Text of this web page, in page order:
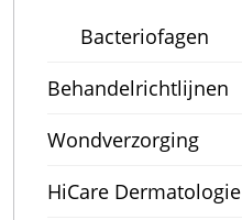
Bacteriofagen
Behandelrichtlijnen
Wondverzorging
HiCare Dermatologie